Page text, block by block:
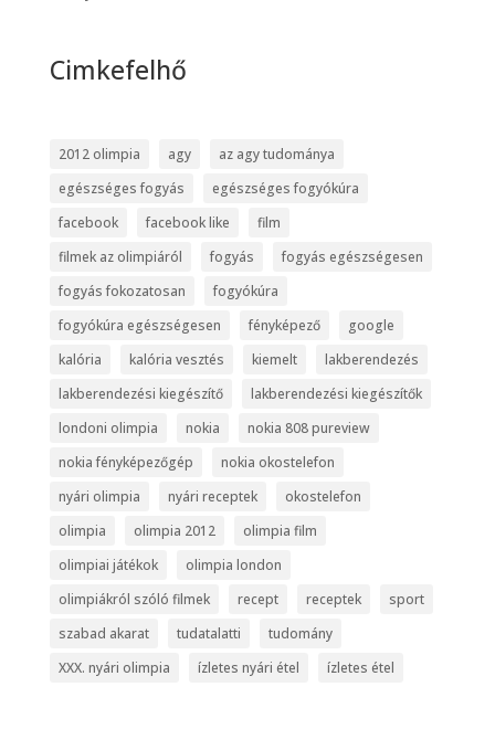
Cimkefelhő
2012 olimpia agy
az agy tudománya
egészséges fogyás
egészséges fogyókúra
facebook
facebook like
film
filmek az olimpiáról
fogyás
fogyás egészségesen
fogyás fokozatosan
fogyókúra
fogyókúra egészségesen
fényképező
google
kalória
kalória vesztés kiemelt
lakberendezés
lakberendezési kiegészítő
lakberendezési kiegészítők
londoni olimpia
nokia
nokia 808 pureview
nokia fényképezőgép
nokia okostelefon
nyári olimpia
nyári receptek
okostelefon
olimpia
olimpia 2012
olimpia film
olimpiai játékok
olimpia london
olimpiákról szóló filmek
recept receptek
sport
szabad akarat
tudatalatti
tudomány
XXX. nyári olimpia
ízletes nyári étel ízletes étel